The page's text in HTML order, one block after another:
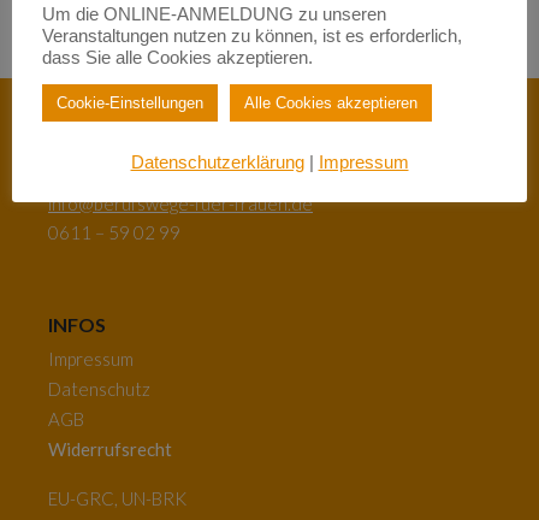
Neugasse 26 | 65183 Wiesbaden
info@berufswege-fuer-frauen.de
0611 – 59 02 99
INFOS
Impressum
Datenschutz
AGB
Widerrufsrecht
EU-GRC, UN-BRK
Um die ONLINE-ANMELDUNG zu unseren
Veranstaltungen nutzen zu können, ist es erforderlich,
dass Sie alle Cookies akzeptieren.
Cookie-Einstellungen Alle Cookies akzeptieren
Datenschutzerklärung| Impressum